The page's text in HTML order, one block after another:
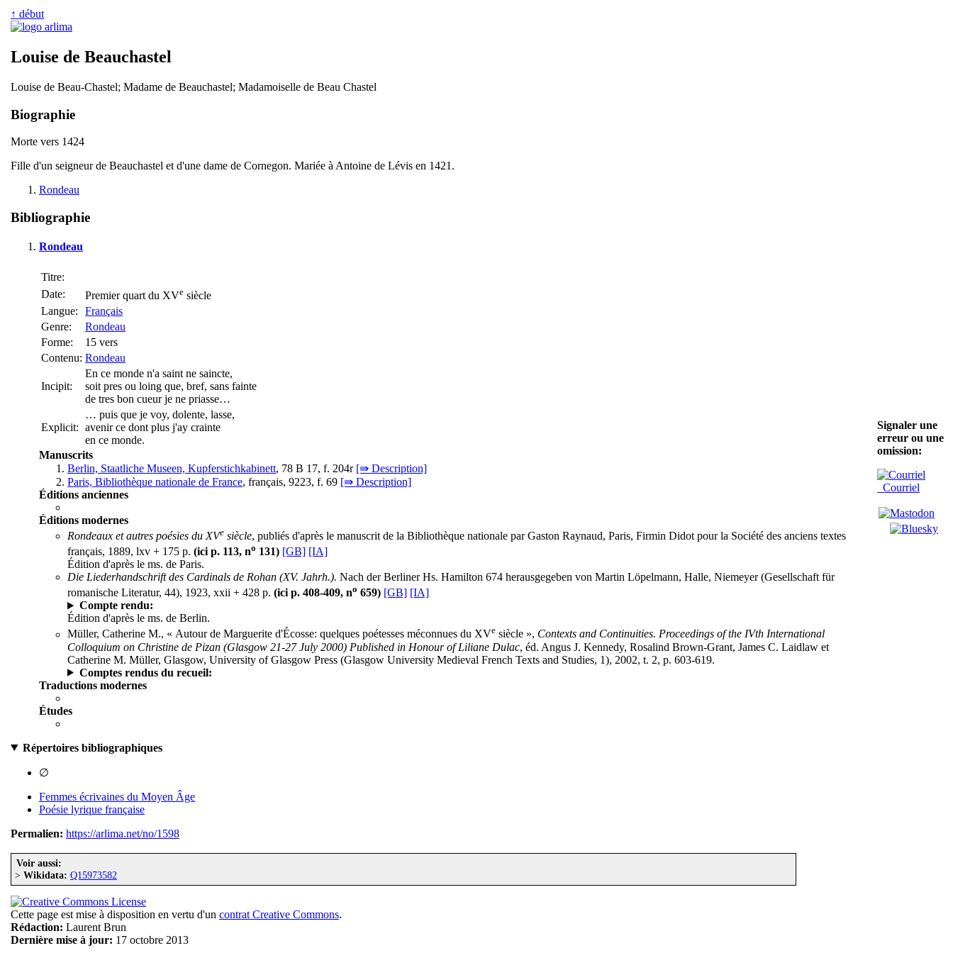
↑ début
Louise de Beauchastel
Louise de Beau-Chastel; Madame de Beauchastel; Madamoiselle de Beau Chastel
Biographie
Morte vers 1424
Fille d'un seigneur de Beauchastel et d'une dame de Cornegon. Mariée à Antoine de Lévis en 1421.
Rondeau
Bibliographie
Rondeau
Titre:
Date:
Premier quart du XVe siècle
Langue:
Français
Genre:
Rondeau
Forme:
15 vers
Contenu: Rondeau
Incipit:
En ce monde n'a saint ne saincte,
soit pres ou loing que, bref, sans fainte
de tres bon cueur je ne priasse…
Explicit:
… puis que je voy, dolente, lasse,
avenir ce dont plus j'ay crainte
en ce monde.
Manuscrits
Berlin, Staatliche Museen, Kupferstichkabinett, 78 B 17, f. 204r [⇛ Description]
Paris, Bibliothèque nationale de France, français, 9223, f. 69 [⇛ Description]
Éditions anciennes
Éditions modernes
Rondeaux et autres poésies du XVe siècle, publiés d'après le manuscrit de la Bibliothèque nationale par Gaston Raynaud, Paris, Firmin Didot pour la Société des anciens textes
français, 1889, lxv + 175 p. (ici p. 113, no 131) [GB] [IA]
Édition d'après le ms. de Paris.
Die Liederhandschrift des Cardinals de Rohan (XV. Jahrh.). Nach der Berliner Hs. Hamilton 674 herausgegeben von Martin Löpelmann, Halle, Niemeyer (Gesellschaft für
romanische Literatur, 44), 1923, xxii + 428 p. (ici p. 408-409, no 659) [GB] [IA]
Compte rendu:
Édition d'après le ms. de Berlin.
Müller, Catherine M., « Autour de Marguerite d'Écosse: quelques poétesses méconnues du XVe siècle », Contexts and Continuities. Proceedings of the IVth International
Colloquium on Christine de Pizan (Glasgow 21-27 July 2000) Published in Honour of Liliane Dulac, éd. Angus J. Kennedy, Rosalind Brown-Grant, James C. Laidlaw et
Catherine M. Müller, Glasgow, University of Glasgow Press (Glasgow University Medieval French Texts and Studies, 1), 2002, t. 2, p. 603-619.
Comptes rendus du recueil:
Traductions modernes
Études
Répertoires bibliographiques
∅
Femmes écrivaines du Moyen Âge
Poésie lyrique française
Permalien: https://arlima.net/no/1598
Voir aussi:
> Wikidata: Q15973582
Cette page est mise à disposition en vertu d'un contrat Creative Commons.
Rédaction: Laurent Brun
Dernière mise à jour: 17 octobre 2013
Signaler une
erreur ou une
omission:
Courriel